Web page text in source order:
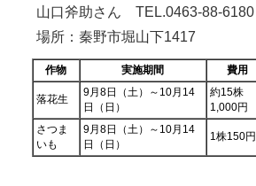
山口斧助さん TEL.0463-88-6180
場所：秦野市堀山下1417
作物 実施期間 費用
落花生
9月8日（土）～10月14
日（日）
約15株
1,000円
さつま
いも
9月8日（土）～10月14
日（日）
1株150円